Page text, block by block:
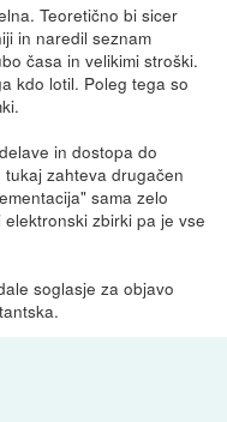
Teoretično bi sicer
in naredil seznam
časa in velikimi stroški.
kdo lotil. Poleg tega so
in dostopa do
zahteva drugačen
sama zelo
zbirki pa je vse
soglasje za objavo